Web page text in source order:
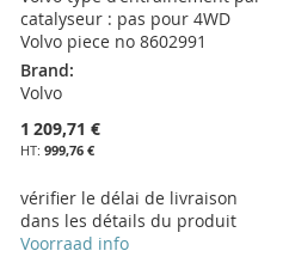
catalyseur : pas pour 4WD
Volvo piece no 8602991
Brand:
Volvo
1 209,71 €
999,76 €
vérifier le délai de livraison
dans les détails du produit
Voorraad info